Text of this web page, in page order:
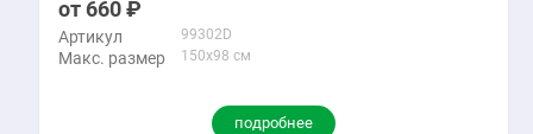
660
Артикул 99302D
Макс. размер 150x98 см
подробнее